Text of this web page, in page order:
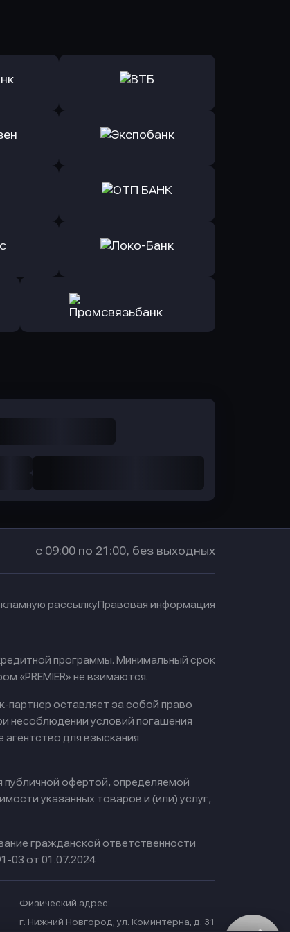
Оправить заявку
Банк
Оправить заявку
Оправить заявку
в Локо-Банк
с 09:00 по 21:00, без выходных
рассылкуПравовая информация
программы. Минимальный срок
«PREMIER» не взимаются.
партнер оставляет за собой право
несоблюдении условий погашения
для взыскания
публичной офертой, определяемой
указанных товаров и (или) услуг,
гражданской ответственности
03 от 01.07.2024
Физический адрес:
г. Нижний Новгород, ул. Коминтерна, д. 31